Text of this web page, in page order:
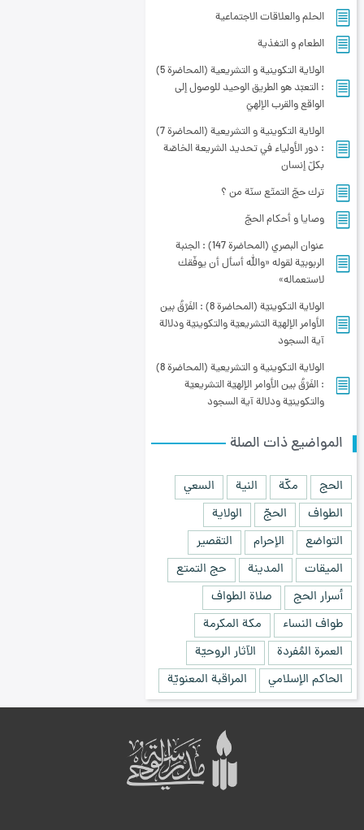
الحلم والعلاقات الاجتماعية
الطعام و التغذية
الولاية التكوينية و التشريعية (المحاضرة 5)
: التعبّد هو الطريق الوحيد للوصول إلى
الواقع والقرب الإلهيّ
الولاية التكوينية و التشريعية (المحاضرة 7)
: دور الأولياء في تحديد الشريعة الخاصّة
بكلّ إنسان
ترك حجّ التمتّع سنّة من ؟
وصايا و أحكام الحجّ
عنوان البصري (المحاضرة 147) : الجنبة
الربوبيّة لقوله «والله أسأل أن يوفّقك
لاستعماله»
الولاية التكوينيّة (المحاضرة 8) : الفَرْقُ بين
الأوامر الإلهيّة التشريعيّة والتكوينيّة ودلالة
آية السجود
الولاية التكوينية و التشريعية (المحاضرة 8)
: الفَرْقُ بين الأوامر الإلهيّة التشريعيّة
والتكوينيّة ودلالة آية السجود
المواضيع ذات الصلة
الحج مكّة النية
السعي
الطواف
الحجّ
الولاية
التواضع
الإحرام
التقصير
الميقات
المدينة
حج التمتع
أسرار الحج
صلاة الطواف
طواف النساء
مكة المكرمة
العمرة المُفردة
الآثار الروحيّة
الحاكم الإسلامي
المراقبة المعنويّة